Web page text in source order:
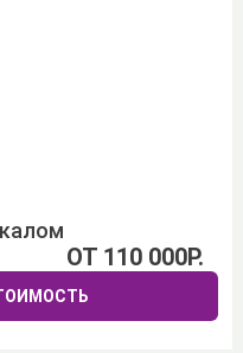
ОТ 110 000Р.